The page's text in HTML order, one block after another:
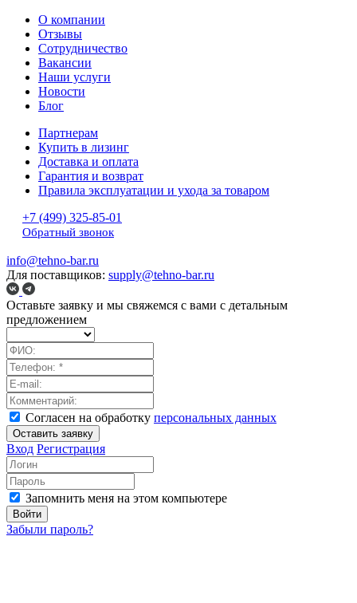
О компании
Отзывы
Сотрудничество
Вакансии
Наши услуги
Новости
Блог
Партнерам
Купить в лизинг
Доставка и оплата
Гарантия и возврат
Правила эксплуатации и ухода за товаром
+7 (499) 325-85-01
Обратный звонок
info@tehno-bar.ru
Для поставщиков: supply@tehno-bar.ru
Оставьте заявку и мы свяжемся с вами с детальным
предложением
Согласен на обработку персональных данных
Оставить заявку
Вход Регистрация
Запомнить меня на этом компьютере
Войти
Забыли пароль?